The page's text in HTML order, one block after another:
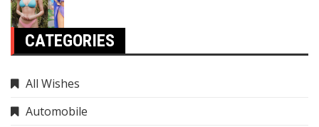
CATEGORIES
All Wishes
Automobile